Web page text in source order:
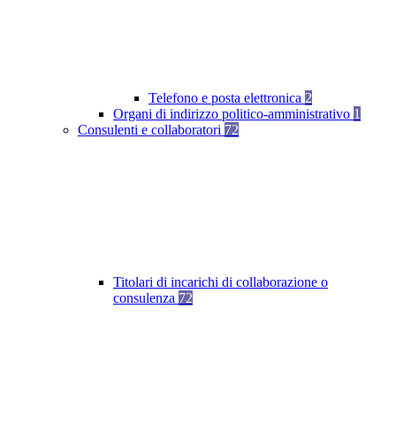
Telefono e posta elettronica 2
Organi di indirizzo politico-amministrativo 1
Consulenti e collaboratori 72
Titolari di incarichi di collaborazione o
consulenza 72